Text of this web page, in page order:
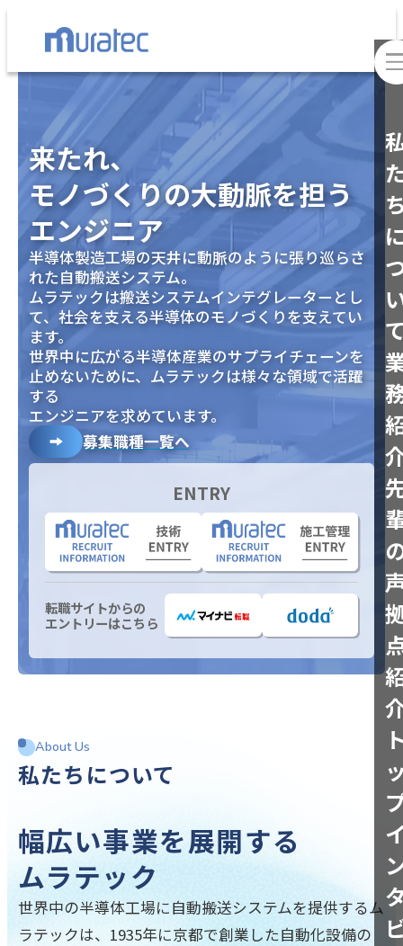
来たれ、
モノづくりの大動脈を担う
エンジニア
半導体製造工場の天井に動脈のように張り巡らさ
れた自動搬送システム。
ムラテックは搬送システムインテグレーターとし
て、社会を支える半導体のモノづくりを支えてい
ます。
世界中に広がる半導体産業のサプライチェーンを
止めないために、ムラテックは様々な領域で活躍
する
エンジニアを求めています。
募集職種一覧へ
ENTRY
転職サイトからの
エントリーはこちら
About Us
私たちについて
幅広い事業を展開する
ムラテック
世界中の半導体工場に自動搬送システムを提供するム
ラテックは、1935年に京都で創業した自動化設備の